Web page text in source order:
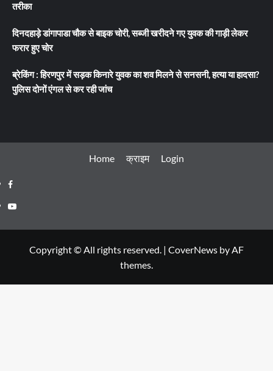
तरीका
दिनदहाड़े डांगापाडा चौक से बाइक चोरी, सब्जी खरीदने गए युवक की गाड़ी लेकर
फरार हुए चोर
ब्रेकिंग : हिरणपुर में सड़क किनारे युवक का शव मिलने से सनसनी, हत्या या हादसा?
पुलिस दोनों एंगल से कर रही जांच
Home क्राइम Login
Facebook
Youtube
Copyright © All rights reserved. | CoverNews by AF
themes.